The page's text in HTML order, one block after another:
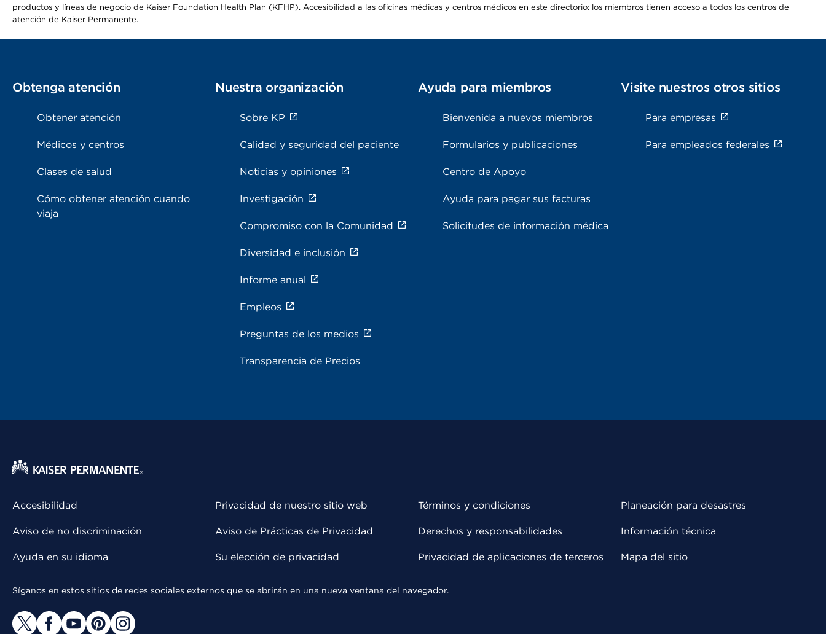
productos y líneas de negocio de Kaiser Foundation Health Plan (KFHP). Accesibilidad a las oficinas médicas y centros médicos en este directorio: los miembros tienen acceso a todos los centros de
atención de Kaiser Permanente.
Obtenga atención
Obtener atención
Médicos y centros
Clases de salud
Cómo obtener atención cuando
viaja
Nuestra organización
Sobre KP
Calidad y seguridad del paciente
Noticias y opiniones
Investigación
Compromiso con la Comunidad
Diversidad e inclusión
Informe anual
Empleos
Preguntas de los medios
Transparencia de Precios
Ayuda para miembros
Bienvenida a nuevos miembros
Formularios y publicaciones
Centro de Apoyo
Ayuda para pagar sus facturas
Solicitudes de información médica
Visite nuestros otros sitios
Para empresas
Para empleados federales
Accesibilidad
Aviso de no discriminación
Ayuda en su idioma
Privacidad de nuestro sitio web
Aviso de Prácticas de Privacidad
Su elección de privacidad
Términos y condiciones
Derechos y responsabilidades
Privacidad de aplicaciones de terceros
Planeación para desastres
Información técnica
Mapa del sitio
Síganos en estos sitios de redes sociales externos que se abrirán en una nueva ventana del navegador.